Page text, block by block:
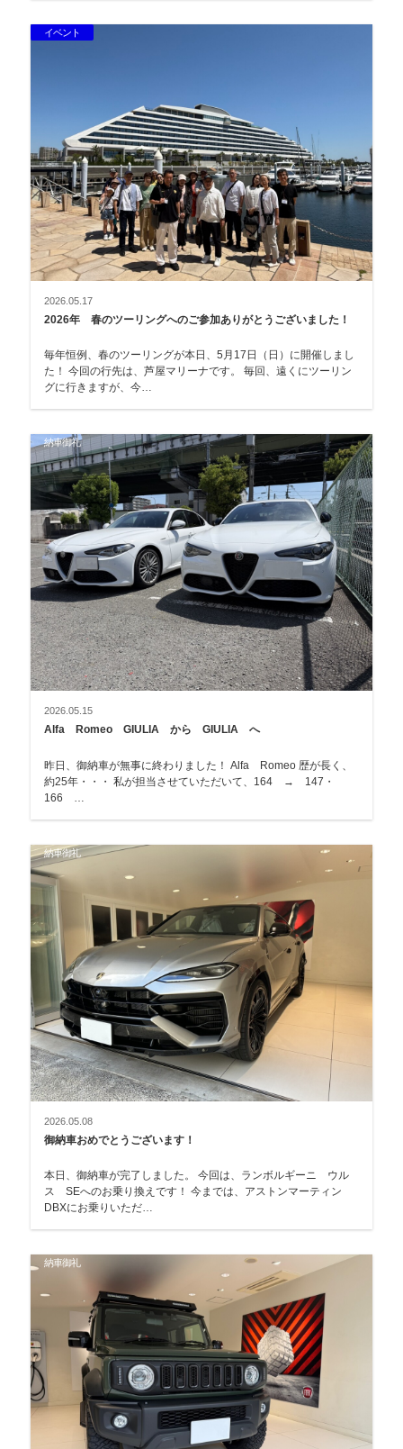
イベント
2026.05.17
2026年 春のツーリングへのご参加ありがとうございました！
毎年恒例、春のツーリングが本日、5月17日（日）に開催しまし
た！ 今回の行先は、芦屋マリーナです。 毎回、遠くにツーリン
グに行きますが、今…
納車御礼
2026.05.15
Alfa Romeo GIULIA から GIULIA へ
昨日、御納車が無事に終わりました！ Alfa Romeo 歴が長く、
約25年・・・ 私が担当させていただいて、164 → 147・
166 …
納車御礼
2026.05.08
御納車おめでとうございます！
本日、御納車が完了しました。 今回は、ランボルギーニ ウル
ス SEへのお乗り換えです！ 今までは、アストンマーティン
DBXにお乗りいただ…
納車御礼